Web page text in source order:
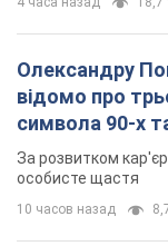
долари 1996
обмінники та
Що робити, якщо
приймають старі
11 часов назад